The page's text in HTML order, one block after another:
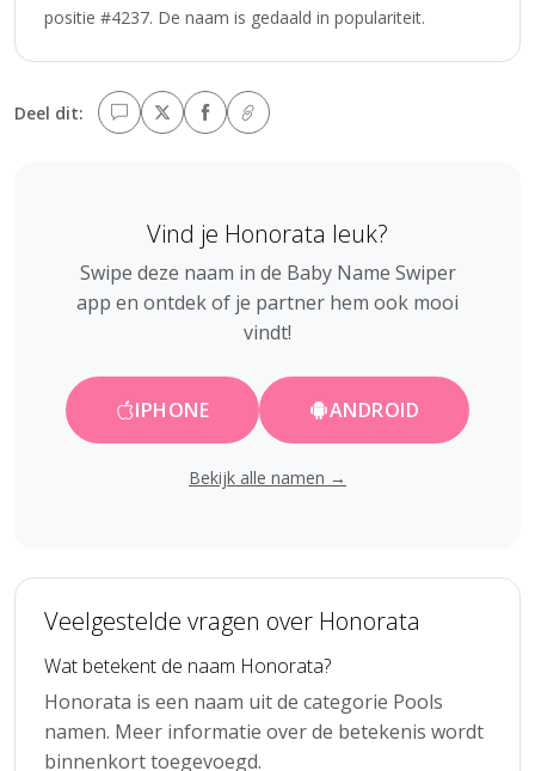
positie #4237. De naam is gedaald in populariteit.
Deel dit:
Vind je Honorata leuk?
Swipe deze naam in de Baby Name Swiper
app en ontdek of je partner hem ook mooi
vindt!
IPHONE ANDROID
Bekijk alle namen →
Veelgestelde vragen over Honorata
Wat betekent de naam Honorata?
Honorata is een naam uit de categorie Pools
namen. Meer informatie over de betekenis wordt
binnenkort toegevoegd.